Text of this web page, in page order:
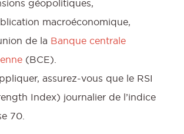
géopolitiques,
macroéconomique,
de la Banque centrale
(BCE).
assurez-vous que le RSI
Index) journalier de l’indice
70.